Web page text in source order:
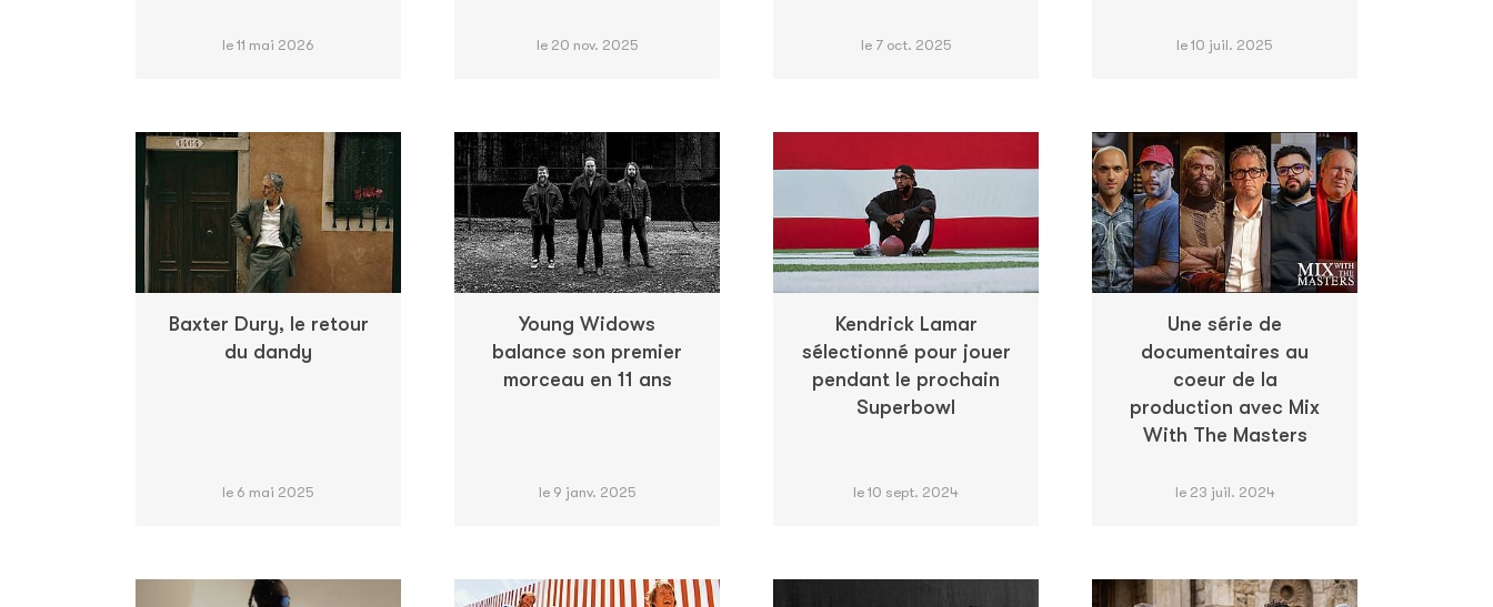
le 11 mai 2026 le 20 nov. 2025 le 7 oct. 2025 le 10 juil. 2025
Baxter Dury, le retour
du dandy
le 6 mai 2025
Young Widows
balance son premier
morceau en 11 ans
le 9 janv. 2025
Kendrick Lamar
sélectionné pour jouer
pendant le prochain
Superbowl
le 10 sept. 2024
Une série de
documentaires au
coeur de la
production avec Mix
With The Masters
le 23 juil. 2024